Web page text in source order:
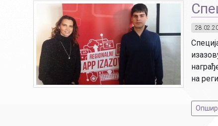
на